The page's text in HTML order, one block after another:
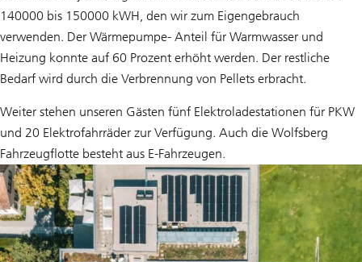
140000 bis 150000 kWH, den wir zum Eigengebrauch
verwenden. Der Wärmepumpe- Anteil für Warmwasser und
Heizung konnte auf 60 Prozent erhöht werden. Der restliche
Bedarf wird durch die Verbrennung von Pellets erbracht.
Weiter stehen unseren Gästen fünf Elektroladestationen für PKW
und 20 Elektrofahrräder zur Verfügung. Auch die Wolfsberg
Fahrzeugflotte besteht aus E-Fahrzeugen.